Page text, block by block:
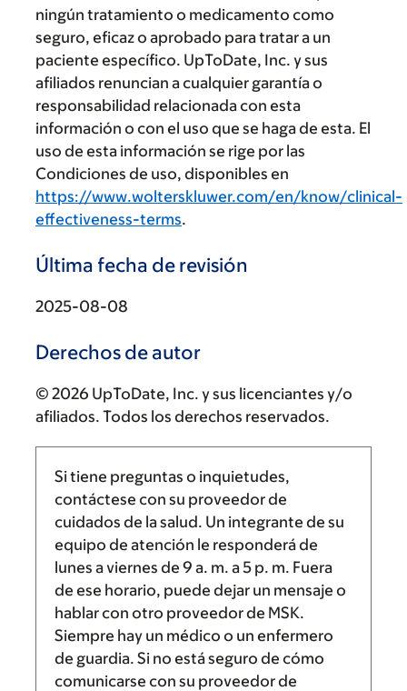
ningún tratamiento o medicamento como
seguro, eficaz o aprobado para tratar a un
paciente específico. UpToDate, Inc. y sus
afiliados renuncian a cualquier garantía o
responsabilidad relacionada con esta
información o con el uso que se haga de esta. El
uso de esta información se rige por las
Condiciones de uso, disponibles en
https://www.wolterskluwer.com/en/know/clinical-
effectiveness-terms.
Última fecha de revisión
2025-08-08
Derechos de autor
© 2026 UpToDate, Inc. y sus licenciantes y/o
afiliados. Todos los derechos reservados.
Si tiene preguntas o inquietudes,
contáctese con su proveedor de
cuidados de la salud. Un integrante de su
equipo de atención le responderá de
lunes a viernes de 9 a. m. a5 p. m. Fuera
de ese horario, puede dejar un mensaje o
hablar con otro proveedor de MSK.
Siempre hay un médico o un enfermero
de guardia. Si no está seguro de cómo
comunicarse con su proveedor de